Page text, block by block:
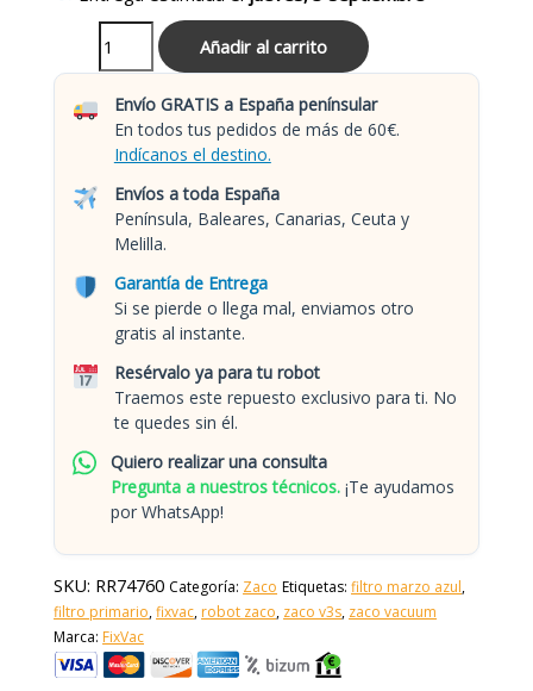
Añadir al carrito
Envío GRATIS a España penínsular
En todos tus pedidos de más de 60€.
Indícanos el destino.
Envíos a toda España
Península, Baleares, Canarias, Ceuta y
Melilla.
Garantía de Entrega
Si se pierde o llega mal, enviamos otro
gratis al instante.
Resérvalo ya para tu robot
Traemos este repuesto exclusivo para ti. No
te quedes sin él.
Quiero realizar una consulta
Pregunta a nuestros técnicos. ¡Te ayudamos
por WhatsApp!
SKU: RR74760 Categoría: Zaco Etiquetas:filtro marzo azul,
filtro primario,fixvac, robot zaco, zaco v3s, zaco vacuum
Marca: FixVac